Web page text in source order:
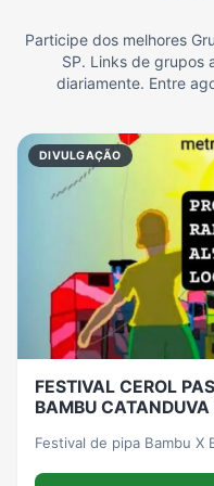
Filmes e Séries
Ganhar Dinheiro
Namoro
Política
Religião
Participe dos melhores
SP. Links de grupos
diariamente. Entre
DIVULGAÇÃO
FESTIVAL CEROL
BAMBU
Festival de pipa Bambu X